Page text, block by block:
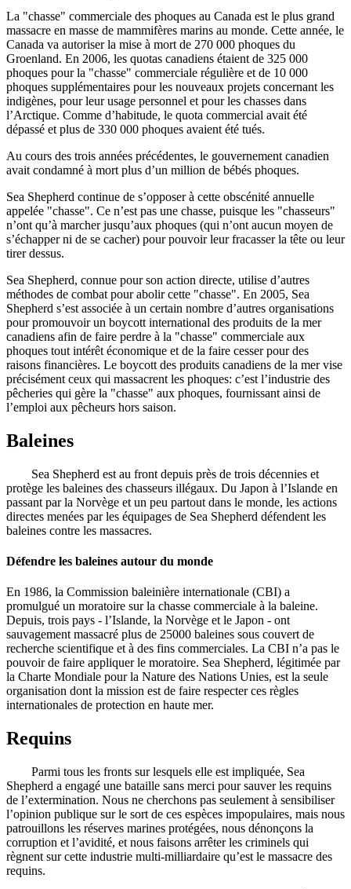
La "chasse" commerciale des phoques au Canada est le plus grand
massacre en masse de mammifères marins au monde. Cette année, le
Canada va autoriser la mise à mort de 270 000 phoques du
Groenland. En 2006, les quotas canadiens étaient de 325 000
phoques pour la "chasse" commerciale régulière et de 10 000
phoques supplémentaires pour les nouveaux projets concernant les
indigènes, pour leur usage personnel et pour les chasses dans
l’Arctique. Comme d’habitude, le quota commercial avait été
dépassé et plus de 330 000 phoques avaient été tués.
Au cours des trois années précédentes, le gouvernement canadien
avait condamné à mort plus d’un million de bébés phoques.
Sea Shepherd continue de s’opposer à cette obscénité annuelle
appelée "chasse". Ce n’est pas une chasse, puisque les "chasseurs"
n’ont qu’à marcher jusqu’aux phoques (qui n’ont aucun moyen de
s’échapper ni de se cacher) pour pouvoir leur fracasser la tête ou leur
tirer dessus.
Sea Shepherd, connue pour son action directe, utilise d’autres
méthodes de combat pour abolir cette "chasse". En 2005, Sea
Shepherd s’est associée à un certain nombre d’autres organisations
pour promouvoir un boycott international des produits de la mer
canadiens afin de faire perdre à la "chasse" commerciale aux
phoques tout intérêt économique et de la faire cesser pour des
raisons financières. Le boycott des produits canadiens de la mer vise
précisément ceux qui massacrent les phoques: c’est l’industrie des
pêcheries qui gère la "chasse" aux phoques, fournissant ainsi de
l’emploi aux pêcheurs hors saison.
Baleines
Sea Shepherd est au front depuis près de trois décennies et
protège les baleines des chasseurs illégaux. Du Japon à l’Islande en
passant par la Norvège et un peu partout dans le monde, les actions
directes menées par les équipages de Sea Shepherd défendent les
baleines contre les massacres.
Défendre les baleines autour du monde
En 1986, la Commission baleinière internationale (CBI) a
promulgué un moratoire sur la chasse commerciale à la baleine.
Depuis, trois pays - l’Islande, la Norvège et le Japon - ont
sauvagement massacré plus de 25000 baleines sous couvert de
recherche scientifique et à des fins commerciales. La CBI n’a pas le
pouvoir de faire appliquer le moratoire. Sea Shepherd, légitimée par
la Charte Mondiale pour la Nature des Nations Unies, est la seule
organisation dont la mission est de faire respecter ces règles
internationales de protection en haute mer.
Requins
Parmi tous les fronts sur lesquels elle est impliquée, Sea
Shepherd a engagé une bataille sans merci pour sauver les requins
de l’extermination. Nous ne cherchons pas seulement à sensibiliser
l’opinion publique sur le sort de ces espèces impopulaires, mais nous
patrouillons les réserves marines protégées, nous dénonçons la
corruption et l’avidité, et nous faisons arrêter les criminels qui
règnent sur cette industrie multi-milliardaire qu’est le massacre des
requins.